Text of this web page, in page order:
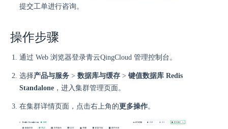
提交工单进行咨询。
操作步骤
通过 Web 浏览器登录青云QingCloud 管理控制台。
选择产品与服务 > 数据库与缓存 > 键值数据库 Redis
Standalone ，进入集群管理页面。
在集群详情页面，点击右上角的更多操作。